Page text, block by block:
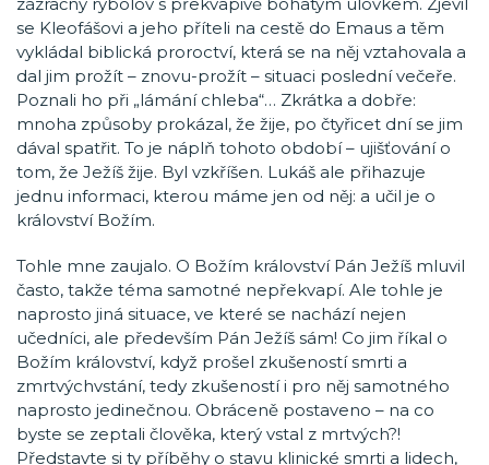
se Kleofášovi a jeho příteli na cestě do Emaus a těm
vykládal biblická proroctví, která se na něj vztahovala a
dal jim prožít – znovu-prožít – situaci poslední večeře.
Poznali ho při „lámání chleba“… Zkrátka a dobře:
mnoha způsoby prokázal, že žije, po čtyřicet dní se jim
dával spatřit. To je náplň tohoto období – ujišťování o
tom, že Ježíš žije. Byl vzkříšen. Lukáš ale přihazuje
jednu informaci, kterou máme jen od něj: a učil je o
království Božím.
Tohle mne zaujalo. O Božím království Pán Ježíš mluvil
často, takže téma samotné nepřekvapí. Ale tohle je
naprosto jiná situace, ve které se nachází nejen
učedníci, ale především Pán Ježíš sám! Co jim říkal o
Božím království, když prošel zkušeností smrti a
zmrtvýchvstání, tedy zkušeností i pro něj samotného
naprosto jedinečnou. Obráceně postaveno – na co
byste se zeptali člověka, který vstal z mrtvých?!
Představte si ty příběhy o stavu klinické smrti a lidech,